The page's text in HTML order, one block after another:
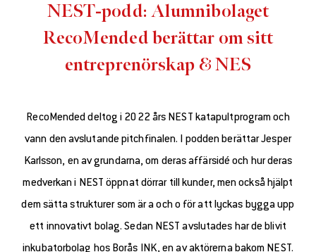
NEST-podd: Alumnibolaget
RecoMended berättar om sitt
entreprenörskap & NES
RecoMended deltog i 2022 års NEST katapultprogram och
vann den avslutande pitchfinalen. I podden berättar Jesper
Karlsson, en av grundarna, om deras affärsidé och hur deras
medverkan i NEST öppnat dörrar till kunder, men också hjälpt
dem sätta strukturer som är a och o för att lyckas bygga upp
ett innovativt bolag. Sedan NEST avslutades har de blivit
inkubatorbolag hos Borås INK, en av aktörerna bakom NEST.